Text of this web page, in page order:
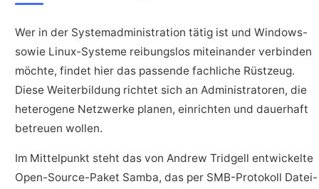
Wer in der Systemadministration tätig ist und Windows-
sowie Linux-Systeme reibungslos miteinander verbinden
möchte, findet hier das passende fachliche Rüstzeug.
Diese Weiterbildung richtet sich an Administratoren, die
heterogene Netzwerke planen, einrichten und dauerhaft
betreuen wollen.
Im Mittelpunkt steht das von Andrew Tridgell entwickelte
Open-Source-Paket Samba, das per SMB-Protokoll Datei-